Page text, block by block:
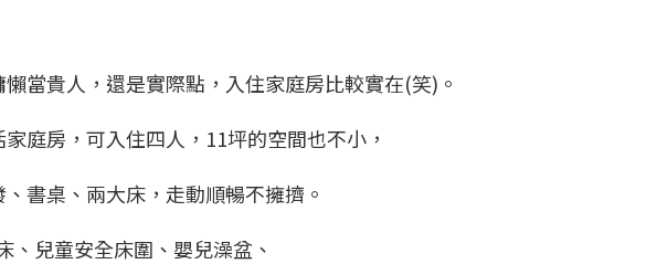
當貴人，還是實際點，入住家庭房比較實在(笑)。
庭房，可入住四人，11坪的空間也不小，
書桌、兩大床，走動順暢不擁擠。
、兒童安全床圍、嬰兒澡盆、